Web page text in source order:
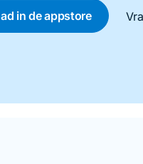
in de appstore